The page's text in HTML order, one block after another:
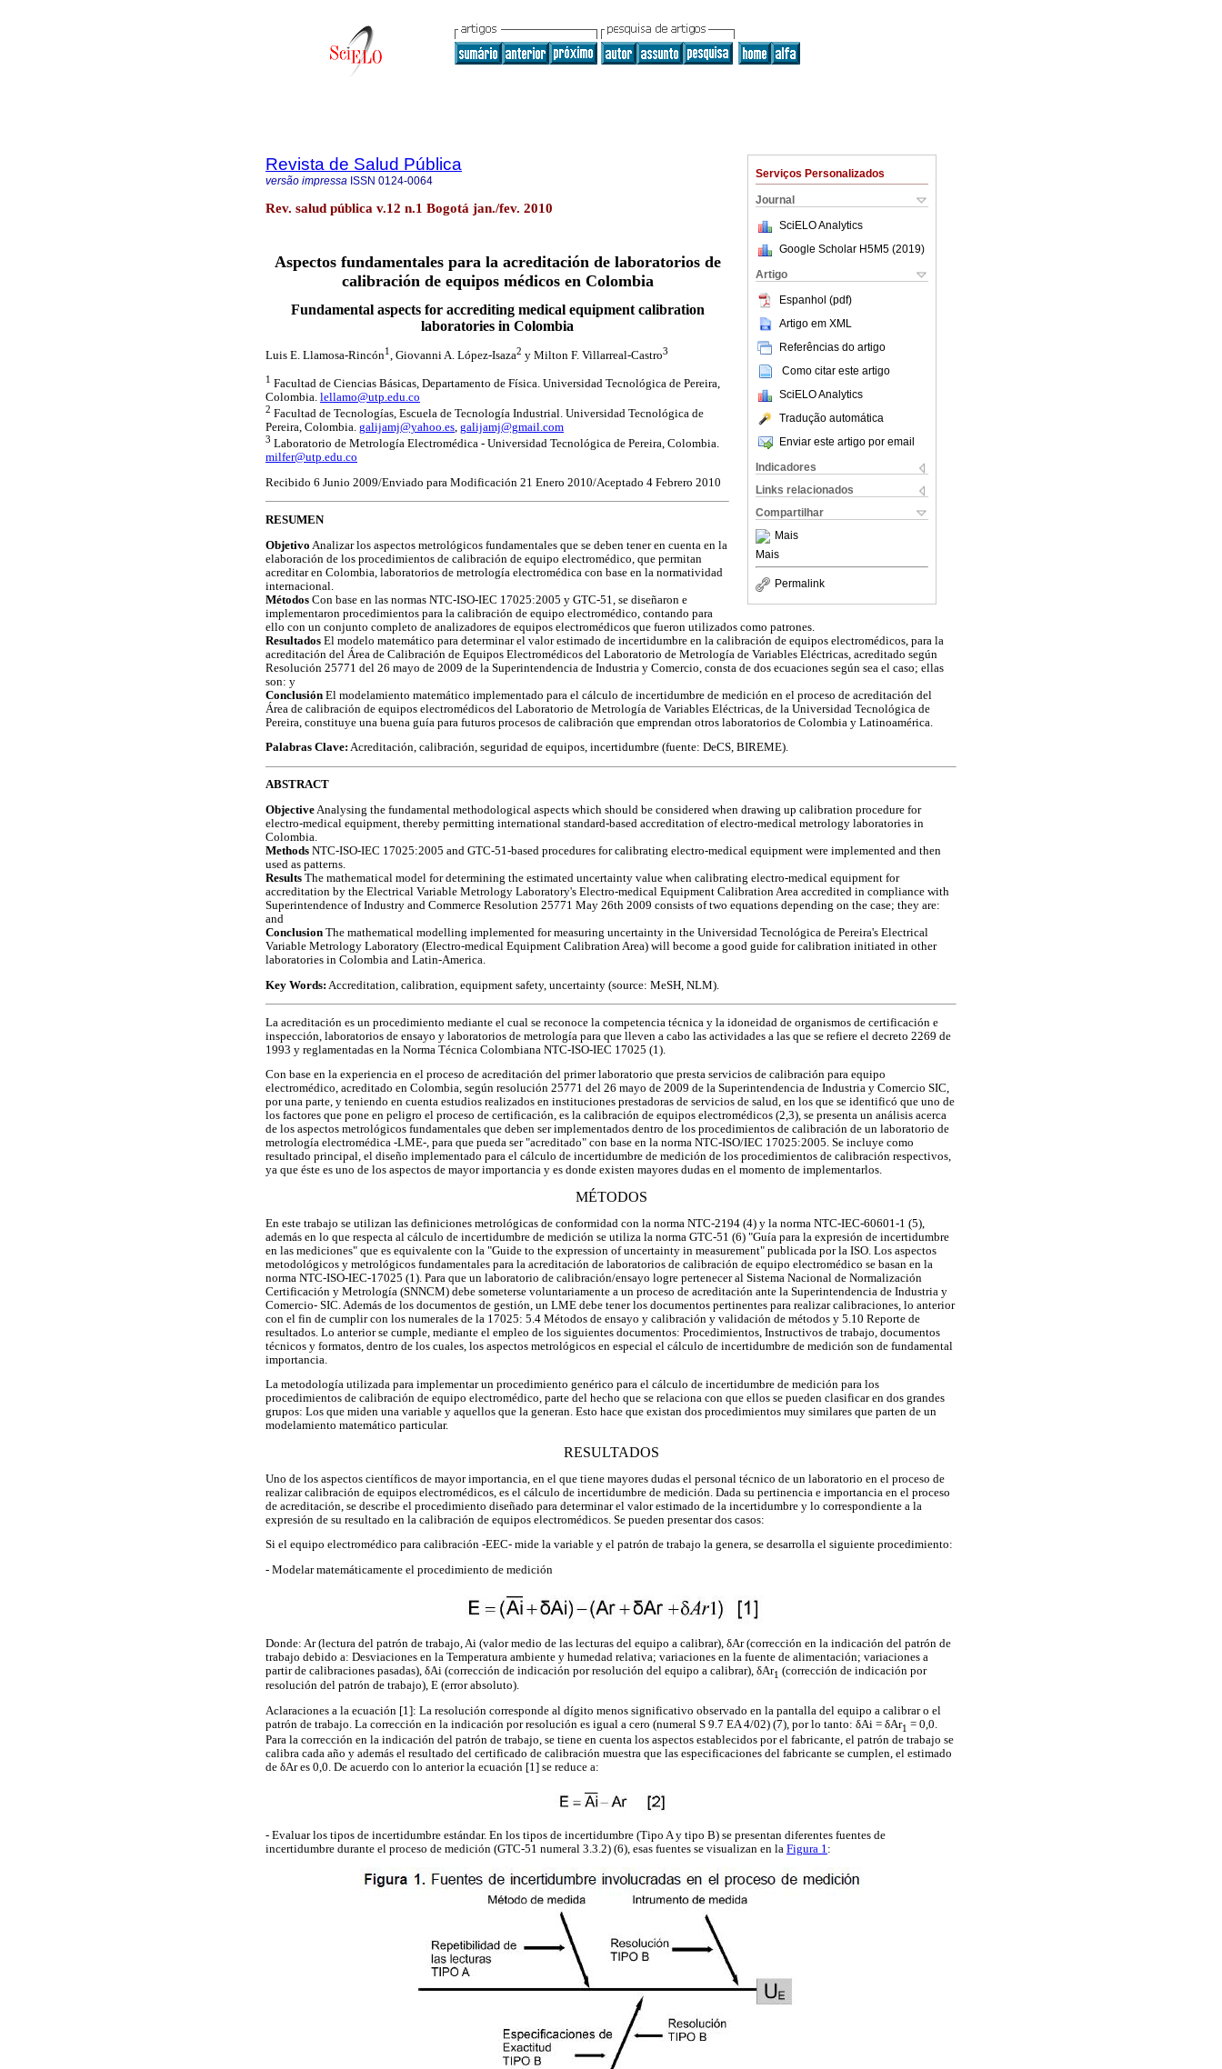
Serviços Personalizados
Journal
SciELO Analytics
Google Scholar H5M5 (2019)
Artigo
Espanhol (pdf)
Artigo em XML
Referências do artigo
Como citar este artigo
SciELO Analytics
Tradução automática
Enviar este artigo por email
Indicadores
Links relacionados
Compartilhar
Mais
Mais
Permalink
Revista de Salud Pública
versão impressa ISSN 0124-0064
Rev. salud pública v.12 n.1 Bogotá jan./fev. 2010
Aspectos fundamentales para la acreditación de laboratorios de
calibración de equipos médicos en Colombia
Fundamental aspects for accrediting medical equipment calibration
laboratories in Colombia
Luis E. Llamosa-Rincón1 , Giovanni A. López-Isaza2 y Milton F. Villarreal-Castro3
1 Facultad de Ciencias Básicas, Departamento de Física. Universidad Tecnológica de Pereira,
Colombia. lellamo@utp.edu.co
2 Facultad de Tecnologías, Escuela de Tecnología Industrial. Universidad Tecnológica de
Pereira, Colombia. galijamj@yahoo.es, galijamj@gmail.com
3 Laboratorio de Metrología Electromédica - Universidad Tecnológica de Pereira, Colombia.
milfer@utp.edu.co
Recibido 6 Junio 2009/Enviado para Modificación 21 Enero 2010/Aceptado 4 Febrero 2010
RESUMEN
Objetivo Analizar los aspectos metrológicos fundamentales que se deben tener en cuenta en la
elaboración de los procedimientos de calibración de equipo electromédico, que permitan
acreditar en Colombia, laboratorios de metrología electromédica con base en la normatividad
internacional.
Métodos Con base en las normas NTC-ISO-IEC 17025:2005 y GTC-51, se diseñaron e
implementaron procedimientos para la calibración de equipo electromédico, contando para
ello con un conjunto completo de analizadores de equipos electromédicos que fueron utilizados como patrones.
Resultados El modelo matemático para determinar el valor estimado de incertidumbre en la calibración de equipos electromédicos, para la
acreditación del Área de Calibración de Equipos Electromédicos del Laboratorio de Metrología de Variables Eléctricas, acreditado según
Resolución 25771 del 26 mayo de 2009 de la Superintendencia de Industria y Comercio, consta de dos ecuaciones según sea el caso; ellas
son: y
Conclusión El modelamiento matemático implementado para el cálculo de incertidumbre de medición en el proceso de acreditación del
Área de calibración de equipos electromédicos del Laboratorio de Metrología de Variables Eléctricas, de la Universidad Tecnológica de
Pereira, constituye una buena guía para futuros procesos de calibración que emprendan otros laboratorios de Colombia y Latinoamérica.
Palabras Clave: Acreditación, calibración, seguridad de equipos, incertidumbre (fuente: DeCS, BIREME).
ABSTRACT
ObjectiveAnalysing the fundamental methodological aspects which should be considered when drawing up calibration procedure for
electro-medical equipment, thereby permitting international standard-based accreditation of electro-medical metrology laboratories in
Colombia.
Methods NTC-ISO-IEC 17025:2005 and GTC-51-based procedures for calibrating electro-medical equipment were implemented and then
used as patterns.
Results The mathematical model for determining the estimated uncertainty value when calibrating electro-medical equipment for
accreditation by the Electrical Variable Metrology Laboratory's Electro-medical Equipment Calibration Area accredited in compliance with
Superintendence of Industry and Commerce Resolution 25771 May 26th 2009 consists of two equations depending on the case; they are:
and
Conclusion The mathematical modelling implemented for measuring uncertainty in the Universidad Tecnológica de Pereira's Electrical
Variable Metrology Laboratory (Electro-medical Equipment Calibration Area) will become a good guide for calibration initiated in other
laboratories in Colombia and Latin-America.
Key Words: Accreditation, calibration, equipment safety, uncertainty (source: MeSH, NLM).
La acreditación es un procedimiento mediante el cual se reconoce la competencia técnica y la idoneidad de organismos de certificación e
inspección, laboratorios de ensayo y laboratorios de metrología para que lleven a cabo las actividades a las que se refiere el decreto 2269 de
1993 y reglamentadas en la Norma Técnica Colombiana NTC-ISO-IEC 17025 (1).
Con base en la experiencia en el proceso de acreditación del primer laboratorio que presta servicios de calibración para equipo
electromédico, acreditado en Colombia, según resolución 25771 del 26 mayo de 2009 de la Superintendencia de Industria y Comercio SIC,
por una parte, y teniendo en cuenta estudios realizados en instituciones prestadoras de servicios de salud, en los que se identificó que uno de
los factores que pone en peligro el proceso de certificación, es la calibración de equipos electromédicos (2,3), se presenta un análisis acerca
de los aspectos metrológicos fundamentales que deben ser implementados dentro de los procedimientos de calibración de un laboratorio de
metrología electromédica -LME-, para que pueda ser "acreditado" con base en la norma NTC-ISO/IEC 17025:2005. Se incluye como
resultado principal, el diseño implementado para el cálculo de incertidumbre de medición de los procedimientos de calibración respectivos,
ya que éste es uno de los aspectos de mayor importancia y es donde existen mayores dudas en el momento de implementarlos.
MÉTODOS
En este trabajo se utilizan las definiciones metrológicas de conformidad con la norma NTC-2194 (4) y la norma NTC-IEC-60601-1 (5),
además en lo que respecta al cálculo de incertidumbre de medición se utiliza la norma GTC-51 (6) "Guía para la expresión de incertidumbre
en las mediciones" que es equivalente con la "Guide to the expression of uncertainty in measurement" publicada por la ISO. Los aspectos
metodológicos y metrológicos fundamentales para la acreditación de laboratorios de calibración de equipo electromédico se basan en la
norma NTC-ISO-IEC-17025 (1). Para que un laboratorio de calibración/ensayo logre pertenecer al Sistema Nacional de Normalización
Certificación y Metrología (SNNCM) debe someterse voluntariamente a un proceso de acreditación ante la Superintendencia de Industria y
Comercio- SIC. Además de los documentos de gestión, un LME debe tener los documentos pertinentes para realizar calibraciones, lo anterior
con el fin de cumplir con los numerales de la 17025: 5.4 Métodos de ensayo y calibración y validación de métodos y 5.10 Reporte de
resultados. Lo anterior se cumple, mediante el empleo de los siguientes documentos: Procedimientos, Instructivos de trabajo, documentos
técnicos y formatos, dentro de los cuales, los aspectos metrológicos en especial el cálculo de incertidumbre de medición son de fundamental
importancia.
La metodología utilizada para implementar un procedimiento genérico para el cálculo de incertidumbre de medición para los
procedimientos de calibración de equipo electromédico, parte del hecho que se relaciona con que ellos se pueden clasificar en dos grandes
grupos: Los que miden una variable y aquellos que la generan. Esto hace que existan dos procedimientos muy similares que parten de un
modelamiento matemático particular.
RESULTADOS
Uno de los aspectos científicos de mayor importancia, en el que tiene mayores dudas el personal técnico de un laboratorio en el proceso de
realizar calibración de equipos electromédicos, es el cálculo de incertidumbre de medición. Dada su pertinencia e importancia en el proceso
de acreditación, se describe el procedimiento diseñado para determinar el valor estimado de la incertidumbre y lo correspondiente a la
expresión de su resultado en la calibración de equipos electromédicos. Se pueden presentar dos casos:
Si el equipo electromédico para calibración -EEC- mide la variable y el patrón de trabajo la genera, se desarrolla el siguiente procedimiento:
- Modelar matemáticamente el procedimiento de medición
Donde: Ar (lectura del patrón de trabajo, Ai (valor medio de las lecturas del equipo a calibrar), δAr (corrección en la indicación del patrón de
trabajo debido a: Desviaciones en la Temperatura ambiente y humedad relativa; variaciones en la fuente de alimentación; variaciones a
partir de calibraciones pasadas), δAi (corrección de indicación por resolución del equipo a calibrar), δAr1 (corrección de indicación por
resolución del patrón de trabajo), E (error absoluto).
Aclaraciones a la ecuación [1]: La resolución corresponde al dígito menos significativo observado en la pantalla del equipo a calibrar o el
patrón de trabajo. La corrección en la indicación por resolución es igual a cero (numeral S 9.7 EA 4/02) (7), por lo tanto: δAi = δAr1 = 0,0.
Para la corrección en la indicación del patrón de trabajo, se tiene en cuenta los aspectos establecidos por el fabricante, el patrón de trabajo se
calibra cada año y además el resultado del certificado de calibración muestra que las especificaciones del fabricante se cumplen, el estimado
de δAr es 0,0. De acuerdo con lo anterior la ecuación [1] se reduce a:
- Evaluar los tipos de incertidumbre estándar. En los tipos de incertidumbre (Tipo A y tipo B) se presentan diferentes fuentes de
incertidumbre durante el proceso de medición (GTC-51 numeral 3.3.2) (6), esas fuentes se visualizan en la Figura 1: